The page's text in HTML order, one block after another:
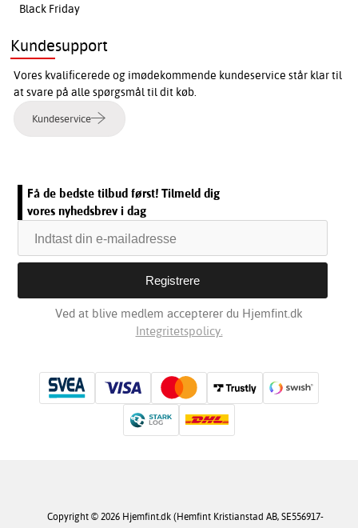
Black Friday
Kundesupport
Vores kvalificerede og imødekommende kundeservice står klar til
at svare på alle spørgsmål til dit køb.
Kundeservice
Få de bedste tilbud først! Tilmeld dig
vores nyhedsbrev i dag
Ved at blive medlem accepterer du Hjemfint.dk
Integritetspolicy.
Copyright © 2026 Hjemfint.dk (Hemfint Kristianstad AB, SE556917-